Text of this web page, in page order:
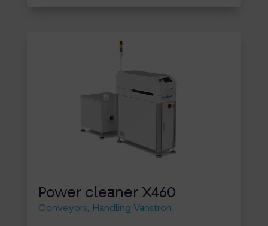
Power cleaner X460
Conveyors, Handling Vanstron